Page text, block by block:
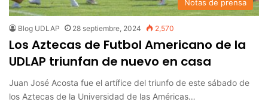
Notas de prensa
Blog UDLAP 28 septiembre, 2024 2,570
Los Aztecas de Futbol Americano de la
UDLAP triunfan de nuevo en casa
Juan José Acosta fue el artífice del triunfo de este sábado de
los Aztecas de la Universidad de las Américas…